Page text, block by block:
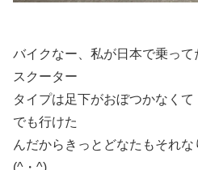
バイクなー、私が日本で乗っ
スクーター
タイプは足下がおぼつかなく
でも行けた
んだからきっとどなたもそれ
(^・^)